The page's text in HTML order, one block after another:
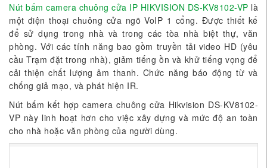
Nút bấm camera chuông cửa IP HIKVISION DS-KV8102-VP là
một điện thoại chuông cửa ngõ VoIP 1 cổng. Được thiết kế
để sử dụng trong nhà và trong các tòa nhà biệt thự, văn
phòng. Với các tính năng bao gồm truyền tải video HD (yêu
cầu Trạm đặt trong nhà), giảm tiếng ồn và khử tiếng vọng để
cải thiện chất lượng âm thanh. Chức năng báo động từ và
chống giả mạo, và phát hiện IR.
Nút bấm kết hợp camera chuông cửa Hikvision DS-KV8102-
VP này linh hoạt hơn cho việc xây dựng và mức độ an toàn
cho nhà hoặc văn phòng của người dùng.